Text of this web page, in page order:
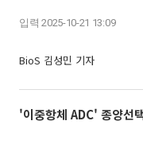
입력 2025-10-21 13:09
BioS 김성민 기자
'이중항체 ADC' 종양선